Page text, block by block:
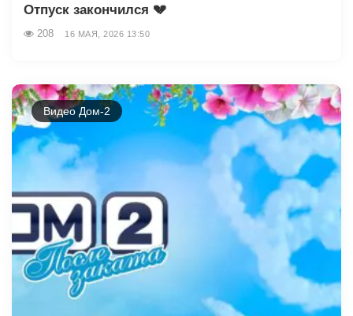
Отпуск закончился 💔
208 16 МАЯ, 2026 13:50
Видео Дом-2